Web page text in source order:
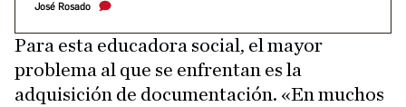
José Rosado
Para esta educadora social, el mayor
problema al que se enfrentan es la
adquisición de documentación. «En muchos